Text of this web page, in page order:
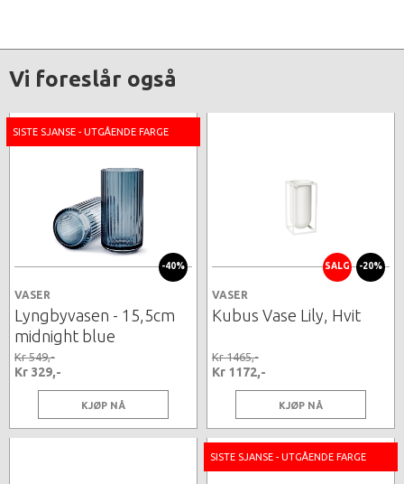
Vi foreslår også
SISTE SJANSE - UTGÅENDE FARGE
-40%
VASER
Lyngbyvasen - 15,5cm
midnight blue
Kr 549,-
Kr 329,-
KJØP NÅ
SALG -20%
VASER
Kubus Vase Lily, Hvit
Kr 1465,-
Kr 1172,-
KJØP NÅ
SISTE SJANSE - UTGÅENDE FARGE